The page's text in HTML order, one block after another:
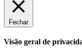
Fechar
Visão geral de